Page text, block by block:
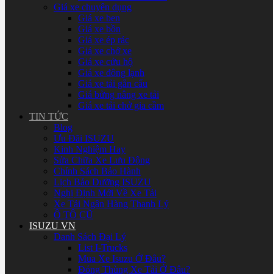
Giá xe chuyên dụng
Giá xe ben
Giá xe bồn
Giá xe ép rác
Giá xe chở xe
Giá xe cứu hộ
Giá xe đông lạnh
Giá xe tải gắn cẩu
Giá bửng nâng xe tải
Giá xe tải chở gia cầm
TIN TỨC
Blog
Ưu Đãi ISUZU
Kinh Nghiệm Hay
Sửa Chữa Xe Lưu Động
Chính Sách Bảo Hành
Lịch Bảo Dưỡng ISUZU
Nghị Định Mới Về Xe Tải
Xe Tải Ngân Hàng Thanh Lý
Ô TÔ CŨ
ISUZU VN
Danh Sách Đại Lý
List I-Trucks
Mua Xe Isuzu Ở Đâu?
Đóng Thùng Xe Tải Ở Đâu?